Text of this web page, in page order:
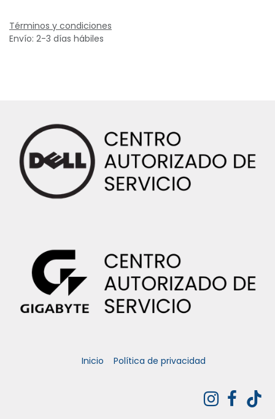
Términos y condiciones
Envío: 2-3 días hábiles
Inicio Política de privacidad